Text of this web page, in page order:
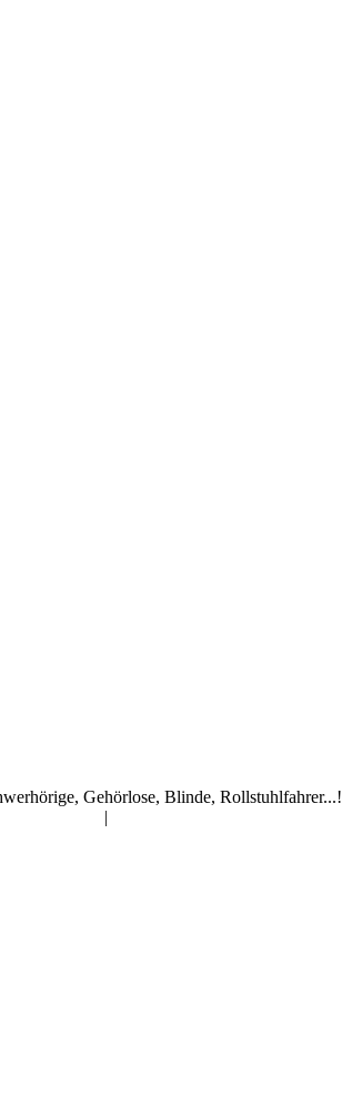
Gehörlose, Blinde, Rollstuhlfahrer...!
|